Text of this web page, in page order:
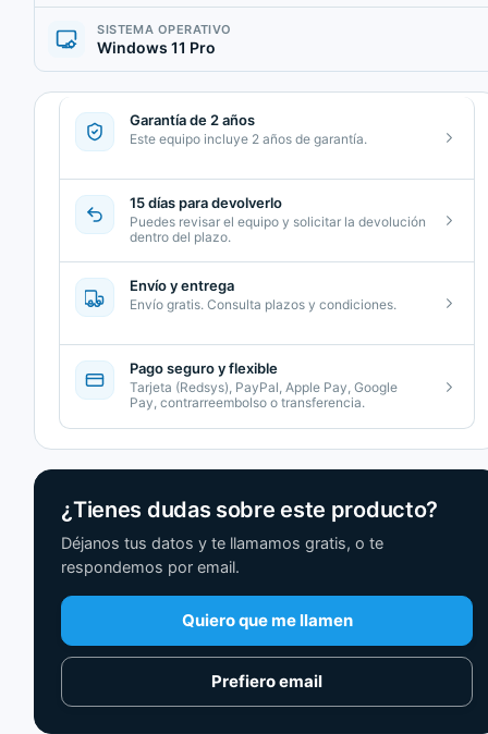
SISTEMA OPERATIVO
Windows 11 Pro
Garantía de 2 años
Este equipo incluye 2 años de garantía.
15 días para devolverlo
Puedes revisar el equipo y solicitar la devolución
dentro del plazo.
Envío y entrega
Envío gratis. Consulta plazos y condiciones.
Pago seguro y flexible
Tarjeta (Redsys), PayPal, Apple Pay, Google
Pay, contrarreembolso o transferencia.
¿Tienes dudas sobre este producto?
Déjanos tus datos y te llamamos gratis, o te
respondemos por email.
Quiero que me llamen
Prefiero email